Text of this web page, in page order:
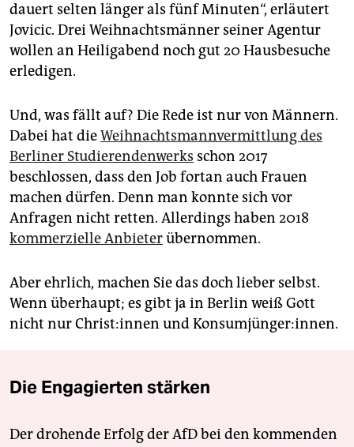
dauert selten länger als fünf Minuten“, erläutert
Jovicic. Drei Weihnachtsmänner seiner Agentur
wollen an Heiligabend noch gut 20 Hausbesuche
erledigen.
Und, was fällt auf? Die Rede ist nur von Männern.
Dabei hat dieWeihnachtsmannvermittlung des
Berliner Studierendenwerks schon 2017
beschlossen, dass den Job fortan auch Frauen
machen dürfen. Denn man konnte sich vor
Anfragen nicht retten. Allerdings haben 2018
kommerzielle Anbieterübernommen.
Aber ehrlich, machen Sie das doch lieber selbst.
Wenn überhaupt; es gibt ja in Berlin weiß Gott
nicht nur Chris­t:in­nen und Kon­sum­jün­ge­r:in­nen.
Die Engagierten stärken
Der drohende Erfolg der AfD bei den kommenden